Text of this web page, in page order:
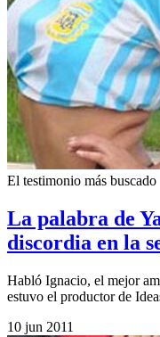
El testimonio más buscado
La palabra de
discordia en la
Habló Ignacio, el mejor
estuvo el productor de
10 jun 2011